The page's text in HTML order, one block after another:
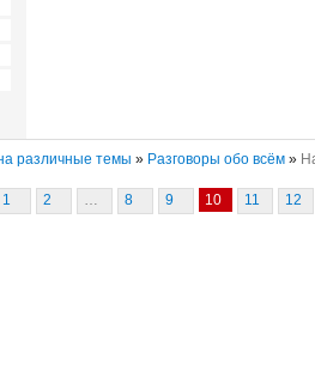
различные темы » Разговоры обо всём »
1 2 … 8 9 10 11 12